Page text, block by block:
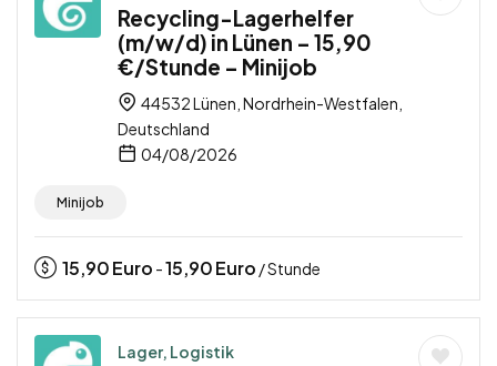
Recycling-Lagerhelfer
(m/w/d) in Lünen – 15,90
€/Stunde – Minijob
44532 Lünen, Nordrhein-Westfalen,
Deutschland
04/08/2026
Minijob
15,90Euro -15,90Euro / Stunde
Lager, Logistik